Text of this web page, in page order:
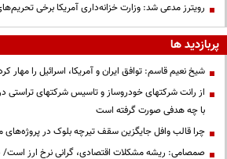
رویترز مدعی شد: وزارت خزانه‌داری آمریکا برخی
پربازدید ها
شیخ نعیم قاسم: توافق ایران و آمریکا، اسرائیل را مهار
از رانت‌ شرکتهای خودروساز و تاسیس شرکتهای تراستی
با چه هدفی صورت گرفته است
چرا قالب وافل جایگزین سقف تیرچه بلوک در
صمصامی: ریشه مشکلات اقتصادی، گرانی نرخ ارز